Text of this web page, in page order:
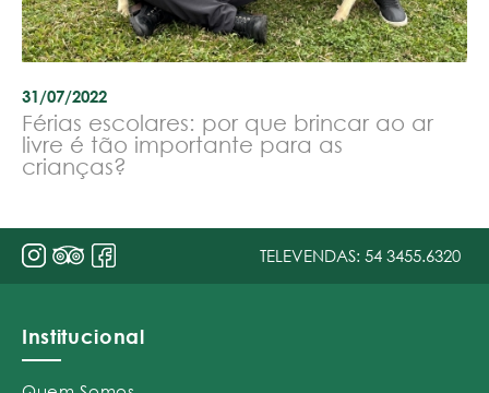
31/07/2022
Férias escolares: por que brincar ao ar
livre é tão importante para as
crianças?
TELEVENDAS: 54 3455.6320
Institucional